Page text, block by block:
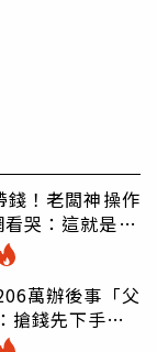
錢！老闆神操作
哭：這就是台
萬辦後事「父
錢先下手是